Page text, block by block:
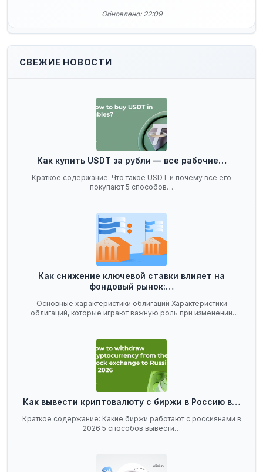
Обновлено: 22:09
СВЕЖИЕ НОВОСТИ
Как купить USDT за рубли — все рабочие…
Краткое содержание: Что такое USDT и почему все его
покупают 5 способов…
Как снижение ключевой ставки влияет на
фондовый рынок:…
Основные характеристики облигаций Характеристики
облигаций, которые играют важную роль при изменении
Как вывести криптовалюту с биржи в Россию в…
Краткое содержание: Какие биржи работают с россиянами в
2026 5 способов вывести…